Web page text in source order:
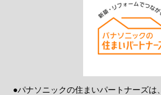
●パナソニックの住まいパートナーズは